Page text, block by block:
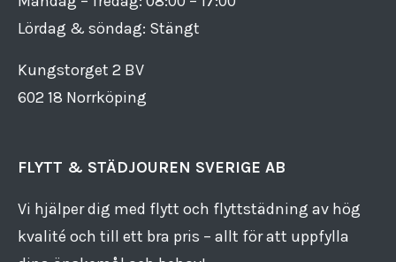
Lördag & söndag: Stängt
Kungstorget 2 BV
602 18 Norrköping
FLYTT & STÄDJOUREN SVERIGE AB
Vi hjälper dig med flytt och flyttstädning av hög
kvalité och till ett bra pris – allt för att uppfylla